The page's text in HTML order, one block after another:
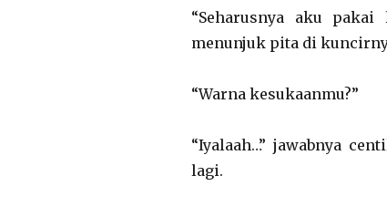
“Seharusnya aku
menunjuk pita di
“Warna kesukaanmu?”
“Iyalaah…” jawabnya
lagi.